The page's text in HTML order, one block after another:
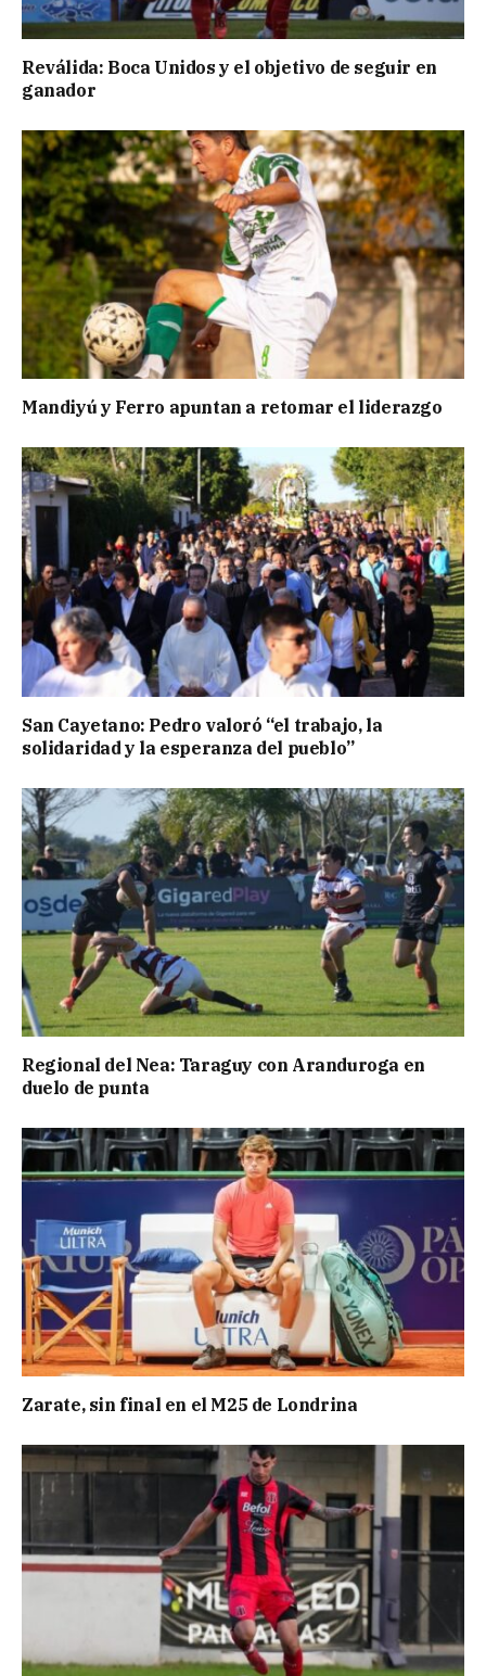
Reválida: Boca Unidos y el objetivo de seguir en
ganador
Mandiyú y Ferro apuntan a retomar el liderazgo
San Cayetano: Pedro valoró “el trabajo, la
solidaridad y la esperanza del pueblo”
Regional del Nea: Taraguy con Aranduroga en
duelo de punta
Zarate, sin final en el M25 de Londrina